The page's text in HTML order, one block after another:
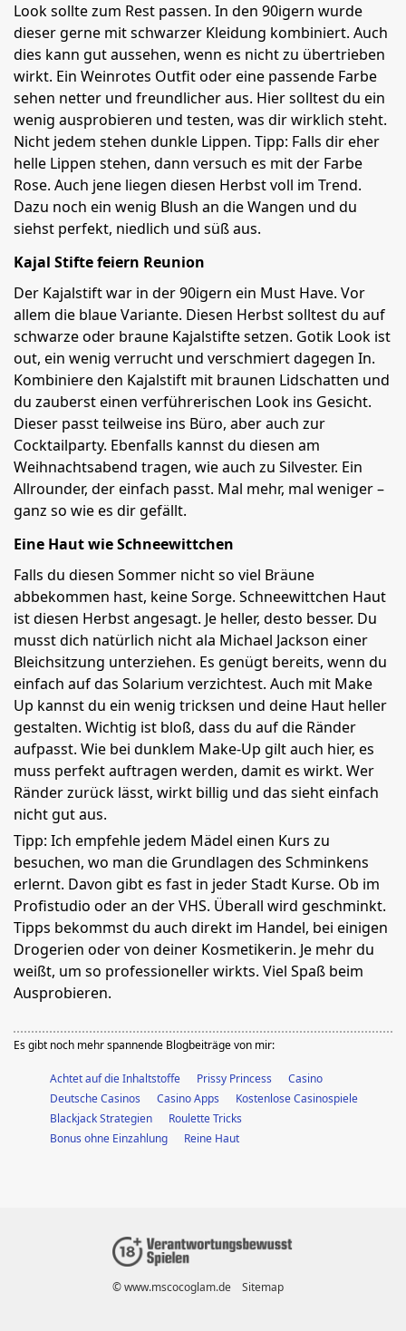
Look sollte zum Rest passen. In den 90igern wurde
dieser gerne mit schwarzer Kleidung kombiniert. Auch
dies kann gut aussehen, wenn es nicht zu übertrieben
wirkt. Ein Weinrotes Outfit oder eine passende Farbe
sehen netter und freundlicher aus. Hier solltest du ein
wenig ausprobieren und testen, was dir wirklich steht.
Nicht jedem stehen dunkle Lippen. Tipp: Falls dir eher
helle Lippen stehen, dann versuch es mit der Farbe
Rose. Auch jene liegen diesen Herbst voll im Trend.
Dazu noch ein wenig Blush an die Wangen und du
siehst perfekt, niedlich und süß aus.
Kajal Stifte feiern Reunion
Der Kajalstift war in der 90igern ein Must Have. Vor
allem die blaue Variante. Diesen Herbst solltest du auf
schwarze oder braune Kajalstifte setzen. Gotik Look ist
out, ein wenig verrucht und verschmiert dagegen In.
Kombiniere den Kajalstift mit braunen Lidschatten und
du zauberst einen verführerischen Look ins Gesicht.
Dieser passt teilweise ins Büro, aber auch zur
Cocktailparty. Ebenfalls kannst du diesen am
Weihnachtsabend tragen, wie auch zu Silvester. Ein
Allrounder, der einfach passt. Mal mehr, mal weniger –
ganz so wie es dir gefällt.
Eine Haut wie Schneewittchen
Falls du diesen Sommer nicht so viel Bräune
abbekommen hast, keine Sorge. Schneewittchen Haut
ist diesen Herbst angesagt. Je heller, desto besser. Du
musst dich natürlich nicht ala Michael Jackson einer
Bleichsitzung unterziehen. Es genügt bereits, wenn du
einfach auf das Solarium verzichtest. Auch mit Make
Up kannst du ein wenig tricksen und deine Haut heller
gestalten. Wichtig ist bloß, dass du auf die Ränder
aufpasst. Wie bei dunklem Make-Up gilt auch hier, es
muss perfekt auftragen werden, damit es wirkt. Wer
Ränder zurück lässt, wirkt billig und das sieht einfach
nicht gut aus.
Tipp: Ich empfehle jedem Mädel einen Kurs zu
besuchen, wo man die Grundlagen des Schminkens
erlernt. Davon gibt es fast in jeder Stadt Kurse. Ob im
Profistudio oder an der VHS. Überall wird geschminkt.
Tipps bekommst du auch direkt im Handel, bei einigen
Drogerien oder von deiner Kosmetikerin. Je mehr du
weißt, um so professioneller wirkts. Viel Spaß beim
Ausprobieren.
Es gibt noch mehr spannende Blogbeiträge von mir:
Achtet auf die Inhaltstoffe Prissy Princess
Casino
Deutsche Casinos
Casino Apps
Kostenlose Casinospiele
Blackjack Strategien
Roulette Tricks
Bonus ohne Einzahlung
Reine Haut
© www.mscocoglam.de Sitemap